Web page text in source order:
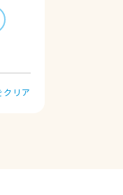
クリア